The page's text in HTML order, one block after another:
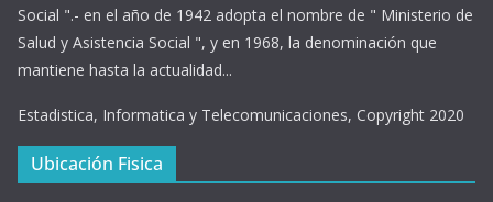
Social ".- en el año de 1942 adopta el nombre de " Ministerio de
Salud y Asistencia Social ", y en 1968, la denominación que
mantiene hasta la actualidad...
Estadistica, Informatica y Telecomunicaciones, Copyright 2020
Ubicación Fisica